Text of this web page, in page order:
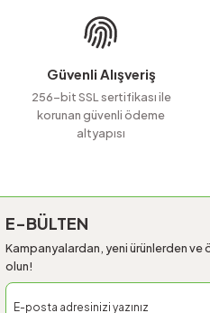
Ürün fiyatı diğer sitelerden daha
Bu ürüne benzer farklı alternatifler
Güvenli Alışveriş
256-bit SSL sertifikası ile
korunan güvenli ödeme
altyapısı
E-BÜLTEN
Kampanyalardan, yeni ürünlerden ve
olun!